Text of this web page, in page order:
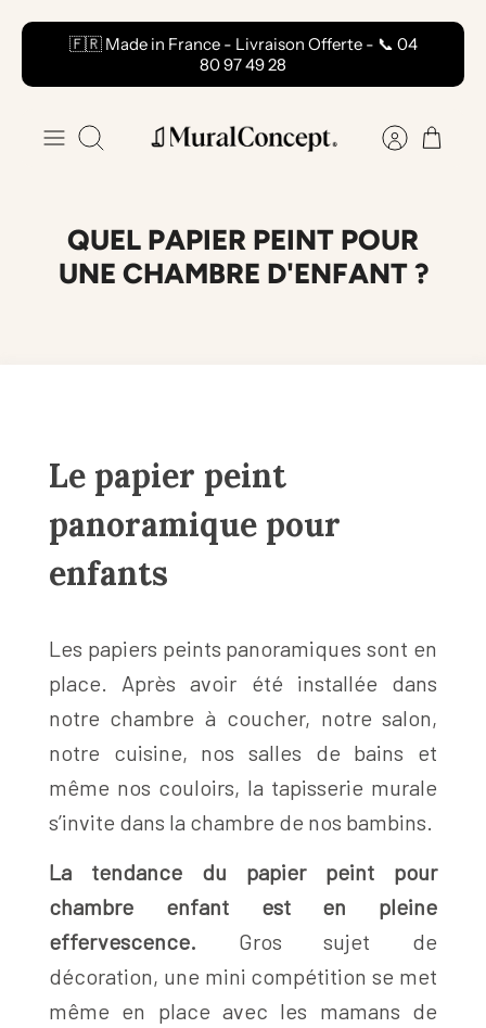
Passer
contenu
🇫🇷 Made in France - Livraison Offerte - 📞 04
80 97 49 28
Recherche
QUEL PAPIER PEINT POUR
UNE CHAMBRE D'ENFANT ?
Le papier peint
panoramique pour
enfants
Les papiers peints panoramiques sont en
place. Après avoir été installée dans
notre chambre à coucher, notre salon,
notre cuisine, nos salles de bains et
même nos couloirs, la tapisserie murale
s’invite dans la chambre de nos bambins.
La tendance du papier peint pour
chambre enfant est en pleine
effervescence. Gros sujet de
décoration, une mini compétition se met
même en place avec les mamans de